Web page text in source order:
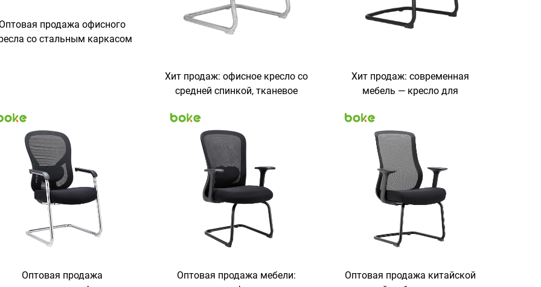
продажа офисного
со стальным каркасом
Хит продаж: офисное кресло со
средней спинкой, тканевое
и сетчатой спинкой, мебель
для домашнего офиса,
офисное оборудование,
офисные столы
Хит продаж: современная
мебель — кресло для
спинкой, фиксированными
подлокотниками и сетчатой
спинкой в дугообразной
форме, кресло для посетителей
Оптовая продажа
Оптовая продажа мебели:
Оптовая продажа китайской